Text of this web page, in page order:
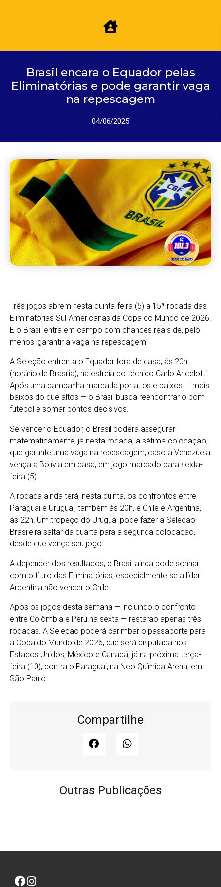
Brasil encara o Equador pelas
Eliminatórias e pode garantir vaga
na repescagem
04/06/2025
Três jogos abrem nesta quinta-feira (5) a 15ª rodada das
Eliminatórias Sul-Americanas da Copa do Mundo de 2026.
E o Brasil entra em campo com chances reais de, pelo
menos, garantir a vaga na repescagem.
A Seleção enfrenta o Equador fora de casa, às 20h
(horário de Brasília), na estreia do técnico Carlo Ancelotti.
Após uma campanha marcada por altos e baixos — mais
baixos do que altos — o Brasil busca reencontrar o bom
futebol e somar pontos decisivos.
Se vencer o Equador, o Brasil poderá assegurar
matematicamente, já nesta rodada, a sétima colocação,
que garante uma vaga na repescagem, caso a Venezuela
vença a Bolívia em casa, em jogo marcado para sexta-
feira (5).
A rodada ainda terá, nesta quinta, os confrontos entre
Paraguai e Uruguai, também às 20h, e Chile e Argentina,
às 22h. Um tropeço do Uruguai pode fazer a Seleção
Brasileira saltar da quarta para a segunda colocação,
desde que vença seu jogo.
A depender dos resultados, o Brasil ainda pode sonhar
com o título das Eliminatórias, especialmente se a líder
Argentina não vencer o Chile.
Após os jogos desta semana — incluindo o confronto
entre Colômbia e Peru na sexta — restarão apenas três
rodadas. A Seleção poderá carimbar o passaporte para
a Copa do Mundo de 2026, que será disputada nos
Estados Unidos, México e Canadá, já na próxima terça-
feira (10), contra o Paraguai, na Neo Química Arena, em
São Paulo.
Compartilhe
Outras Publicações